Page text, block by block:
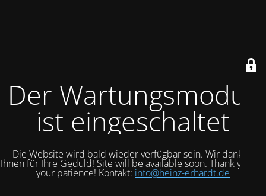
Der Wartungsmodus
ist eingeschaltet
Die Website wird bald wieder verfügbar sein. Wir danken
Ihnen für Ihre Geduld! Site will be available soon. Thank you for
your patience! Kontakt: info@heinz-erhardt.de